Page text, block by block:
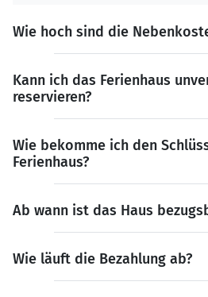
Wie hoch sind die
Kann ich das Ferienhaus
reservieren?
Wie bekomme ich den
Ferienhaus?
Ab wann ist das Haus
Wie läuft die Bezahlung ab?